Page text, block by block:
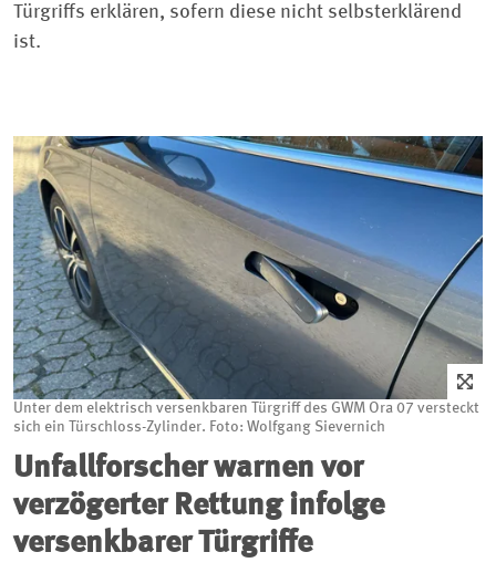
Türgriffs erklären, sofern diese nicht selbsterklärend
ist.
Unter dem elektrisch versenkbaren Türgriff des GWM Ora 07 versteckt
sich ein Türschloss-Zylinder. Foto: Wolfgang Sievernich
Unfallforscher warnen vor
verzögerter Rettung infolge
versenkbarer Türgriffe